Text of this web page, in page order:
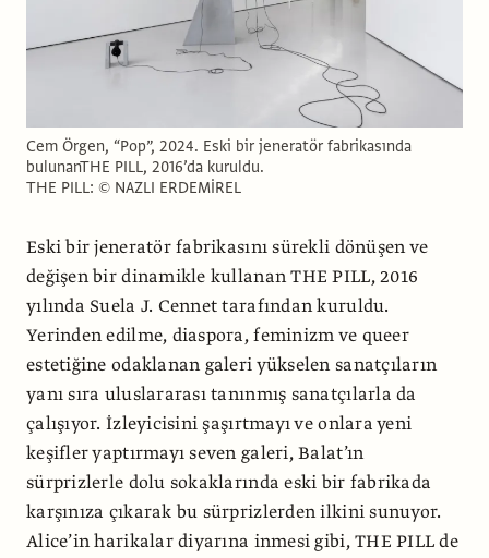
Cem Örgen, “Pop”, 2024. Eski bir jeneratör fabrikasında
bulunanTHE PILL, 2016’da kuruldu.
THE PILL: © NAZLI ERDEMİREL
Eski bir jeneratör fabrikasını sürekli dönüşen ve
değişen bir dinamikle kullanan THE PILL, 2016
yılında Suela J. Cennet tarafından kuruldu.
Yerinden edilme, diaspora, feminizm ve queer
estetiğine odaklanan galeri yükselen sanatçıların
yanı sıra uluslararası tanınmış sanatçılarla da
çalışıyor. İzleyicisini şaşırtmayı ve onlara yeni
keşifler yaptırmayı seven galeri, Balat’ın
sürprizlerle dolu sokaklarında eski bir fabrikada
karşınıza çıkarak bu sürprizlerden ilkini sunuyor.
Alice’in harikalar diyarına inmesi gibi, THE PILL de